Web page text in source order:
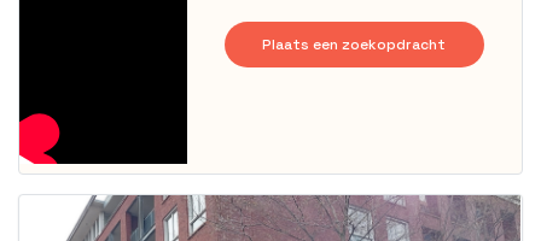
Plaats een zoekopdracht
Deze woning